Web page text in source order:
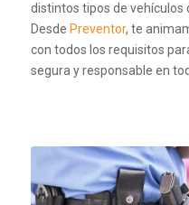
distintos tipos de vehículos
Desde Preventor, te
con todos los requisitos
segura y responsable en